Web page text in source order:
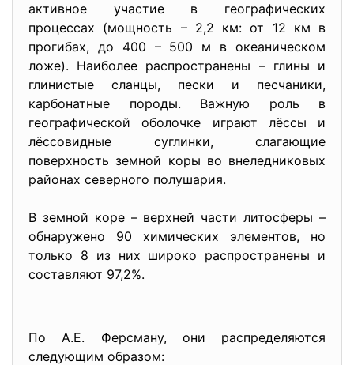
активное участие в географических
процессах (мощность – 2,2 км: от 12 км в
прогибах, до 400 – 500 м в океаническом
ложе). Наиболее распространены – глины и
глинистые сланцы, пески и песчаники,
карбонатные породы. Важную роль в
географической оболочке играют лёссы и
лёссовидные суглинки, слагающие
поверхность земной коры во внеледниковых
районах северного полушария.
В земной коре – верхней части литосферы –
обнаружено 90 химических элементов, но
только 8 из них широко распространены и
составляют 97,2%.
По А.Е. Ферсману, они распределяются
следующим образом: